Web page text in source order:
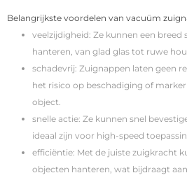
Belangrijkste voordelen van vacuüm
veelzijdigheid: Ze kunnen een breed
hanteren, van glad glas tot ruwe
schadevrij: Zuignappen laten geen
het risico op beschadiging of
object.
snelle actie: Ze kunnen snel
ideaal zijn voor high-speed
efficiëntie: Met de juiste zuigkracht
objecten hanteren, wat bijdraagt